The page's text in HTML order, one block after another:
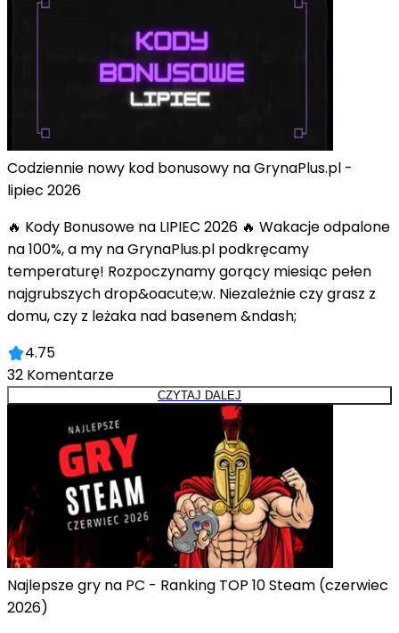
Codziennie nowy kod bonusowy na GrynaPlus.pl -
lipiec 2026
🔥 Kody Bonusowe na LIPIEC 2026 🔥 Wakacje odpalone
na 100%, a my na GrynaPlus.pl podkręcamy
temperaturę! Rozpoczynamy gorący miesiąc pełen
najgrubszych drop&oacute;w. Niezależnie czy grasz z
domu, czy z leżaka nad basenem &ndash;
4.75
32 Komentarze
CZYTAJ DALEJ
Najlepsze gry na PC - Ranking TOP 10 Steam (czerwiec
2026)